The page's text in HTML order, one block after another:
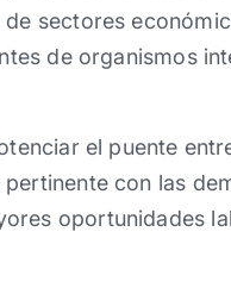
sectores
de organismos
el puente
con las
oportunidades